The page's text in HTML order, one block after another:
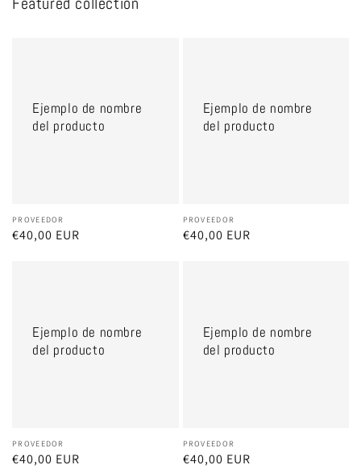
producto
Proveedor:
PROVEEDOR
Precio
€40,00 EUR
Ejemplo de nombre
del producto
producto
Proveedor:
PROVEEDOR
Precio
€40,00 EUR
Ejemplo de nombre
del producto
producto
Proveedor:
PROVEEDOR
Precio
€40,00 EUR
Ejemplo de nombre
del producto
producto
Proveedor:
PROVEEDOR
Precio
€40,00 EUR
Ejemplo de nombre
del producto